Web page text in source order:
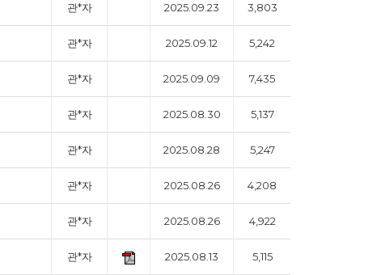
관*자 2025.09.23 3,803
관*자 2025.09.12 5,242
관*자 2025.09.09 7,435
관*자 2025.08.30 5,137
관*자 2025.08.28 5,247
관*자 2025.08.26 4,208
관*자 2025.08.26 4,922
관*자 2025.08.13 5,115